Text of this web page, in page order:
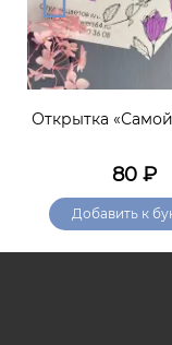
Открытка
80 ₽
Добавить к